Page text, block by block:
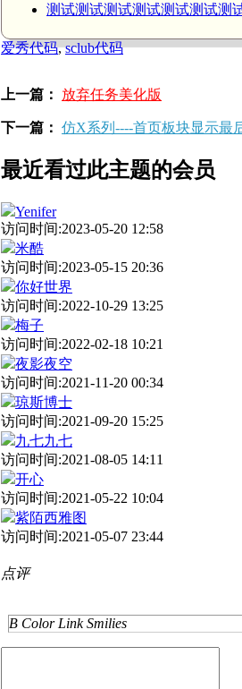
测试测试测试测试测试测试测
爱秀代码,sclub代码
上一篇： 放弃任务美化版
下一篇： 仿X系列----首页板块显示最
最近看过此主题的会员
Yenifer
访问时间:2023-05-20 12:58
米酷
访问时间:2023-05-15 20:36
你好世界
访问时间:2022-10-29 13:25
梅子
访问时间:2022-02-18 10:21
夜影夜空
访问时间:2021-11-20 00:34
琼斯博士
访问时间:2021-09-20 15:25
九七九七
访问时间:2021-08-05 14:11
开心
访问时间:2021-05-22 10:04
紫陌西雅图
访问时间:2021-05-07 23:44
点评
B Color Link Smilies